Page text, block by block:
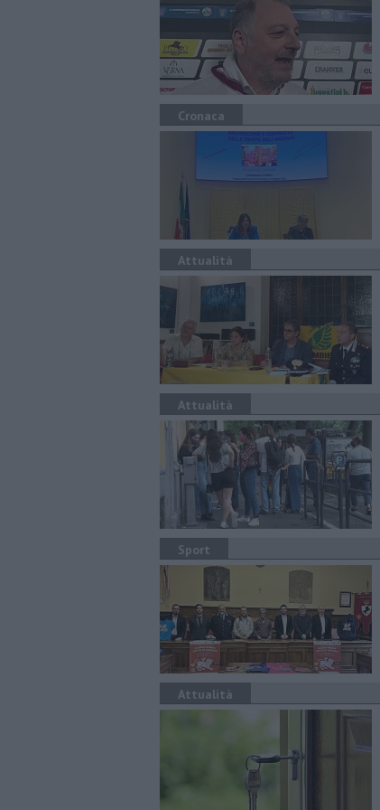
Cronaca
Attualità
Attualità
Sport
Attualità